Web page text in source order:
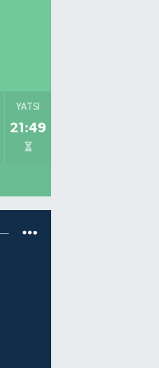
YATSI
21:49